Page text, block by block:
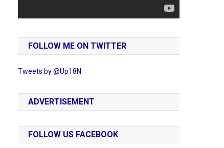
FOLLOW ME ON TWITTER
Tweets by @Up18N
ADVERTISEMENT
FOLLOW US FACEBOOK